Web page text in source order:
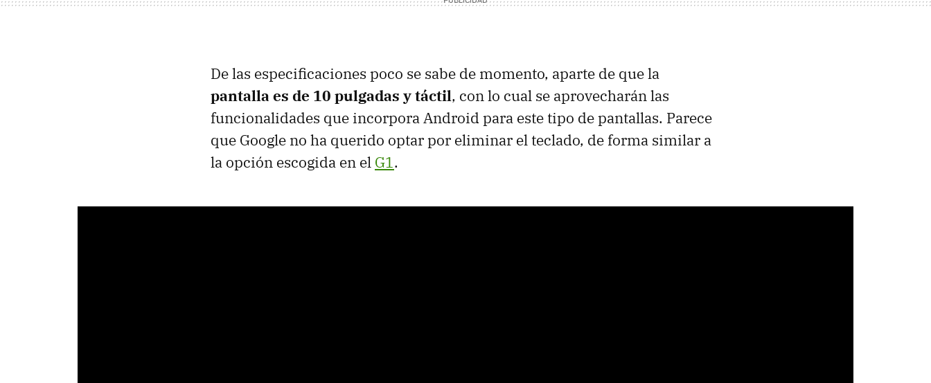
De las especificaciones poco se sabe de momento, aparte de que la
pantalla es de 10 pulgadas y táctil, con lo cual se aprovecharán las
funcionalidades que incorpora Android para este tipo de pantallas. Parece
que Google no ha querido optar por eliminar el teclado, de forma similar a
la opción escogida en el G1.